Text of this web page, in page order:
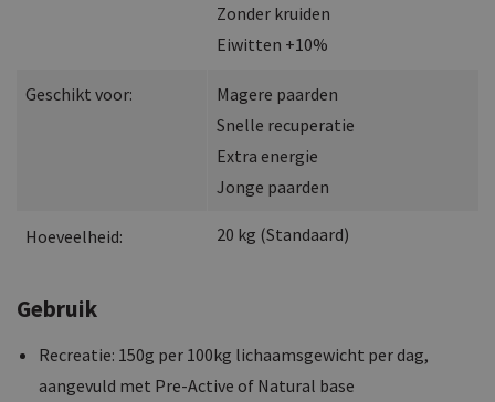
Zonder kruiden
Eiwitten +10%
Geschikt voor:
Magere paarden
Snelle recuperatie
Extra energie
Jonge paarden
Hoeveelheid: 20 kg (Standaard)
Gebruik
Recreatie: 150g per 100kg lichaamsgewicht per dag,
aangevuld met Pre-Active of Natural base